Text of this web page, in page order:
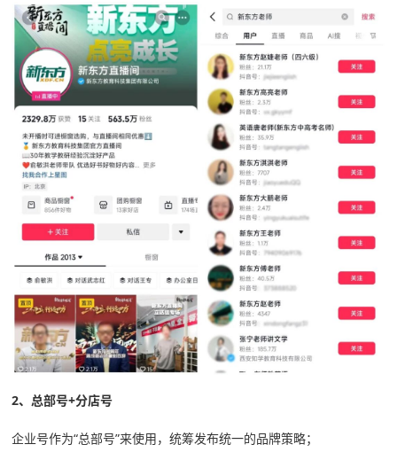
2、总部号+分店号
企业号作为“总部号”来使用，统筹发布统一的品牌策略；